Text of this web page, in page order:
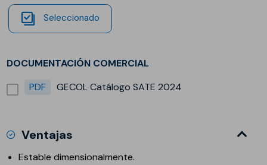
Seleccionado
DOCUMENTACIÓN COMERCIAL
PDF
GECOL Catálogo SATE 2024
Ventajas
Estable dimensionalmente.